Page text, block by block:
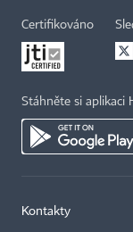
Certifikováno
Stáhněte si aplikaci
Kontakty